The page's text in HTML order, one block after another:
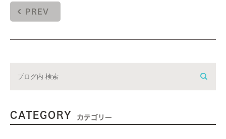
PREV
CATEGORY カテゴリー